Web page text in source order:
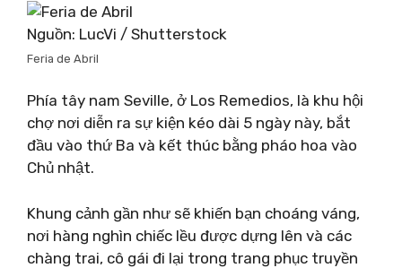
Nguồn: LucVi / Shutterstock
Feria de Abril
Phía tây nam Seville, ở Los Remedios, là khu hội
chợ nơi diễn ra sự kiện kéo dài 5 ngày này, bắt
đầu vào thứ Ba và kết thúc bằng pháo hoa vào
Chủ nhật.
Khung cảnh gần như sẽ khiến bạn choáng váng,
nơi hàng nghìn chiếc lều được dựng lên và các
chàng trai, cô gái đi lại trong trang phục truyền